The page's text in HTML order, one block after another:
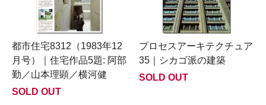
都市住宅8312（1983年12
月号）｜住宅作品5題: 阿部
勤／山本理顕／横河健
SOLD OUT
プロセスアーキテクチュア
35｜シカゴ派の建築
SOLD OUT